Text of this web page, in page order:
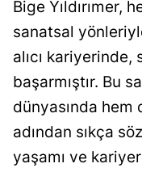
Bige Yıldırımer,
sanatsal
alıcı kariyerinde,
başarmıştır. Bu
dünyasında
adından sıkça
yaşamı ve